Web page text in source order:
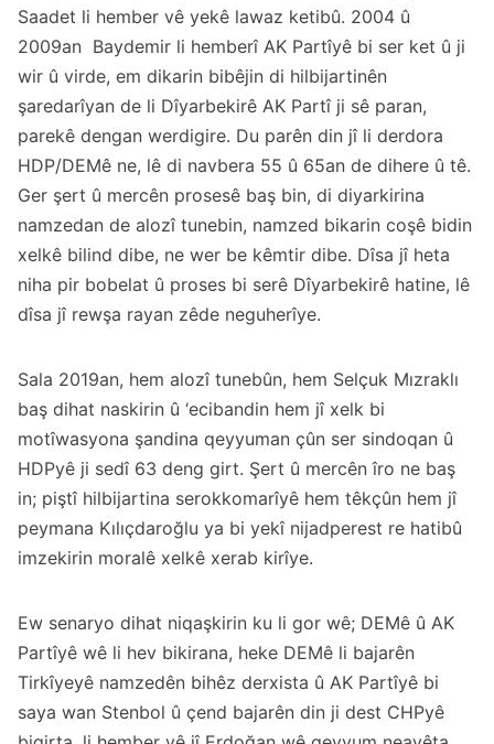
Saadet li hember vê yekê lawaz ketibû. 2004 û
2009an Baydemir li hemberî AK Partîyê bi ser ket û ji
wir û virde, em dikarin bibêjin di hilbijartinên
şaredarîyan de li Dîyarbekirê AK Partî ji sê paran,
parekê dengan werdigire. Du parên din jî li derdora
HDP/DEMê ne, lê di navbera 55 û 65an de dihere û tê.
Ger şert û mercên prosesê baş bin, di diyarkirina
namzedan de alozî tunebin, namzed bikarin coşê bidin
xelkê bilind dibe, ne wer be kêmtir dibe. Dîsa jî heta
niha pir bobelat û proses bi serê Dîyarbekirê hatine, lê
dîsa jî rewşa rayan zêde neguherîye.
Sala 2019an, hem alozî tunebûn, hem Selçuk Mızraklı
baş dihat naskirin û ‘ecibandin hem jî xelk bi
motîwasyona şandina qeyyuman çûn ser sindoqan û
HDPyê ji sedî 63 deng girt. Şert û mercên îro ne baş
in; piştî hilbijartina serokkomarîyê hem têkçûn hem jî
peymana Kılıçdaroğlu ya bi yekî nijadperest re hatibû
imzekirin moralê xelkê xerab kirîye.
Ew senaryo dihat niqaşkirin ku li gor wê; DEMê û AK
Partîyê wê li hev bikirana, heke DEMê li bajarên
Tirkîyeyê namzedên bihêz derxista û AK Partîyê bi
saya wan Stenbol û çend bajarên din ji dest CHPyê